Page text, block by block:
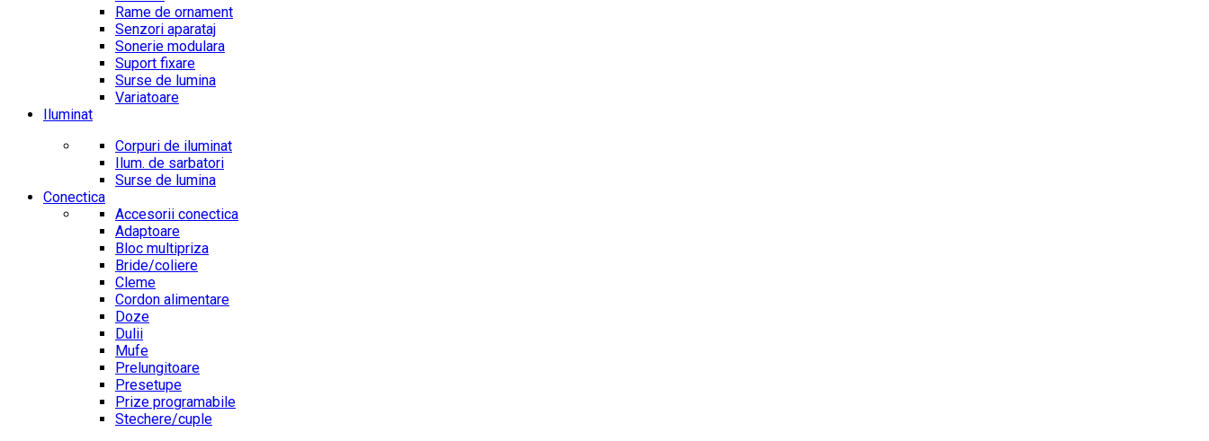
Rame de ornament
Senzori aparataj
Sonerie modulara
Suport fixare
Surse de lumina
Variatoare
Iluminat
Corpuri de iluminat
Ilum. de sarbatori
Surse de lumina
Conectica
Accesorii conectica
Adaptoare
Bloc multipriza
Bride/coliere
Cleme
Cordon alimentare
Doze
Dulii
Mufe
Prelungitoare
Presetupe
Prize programabile
Stechere/cuple